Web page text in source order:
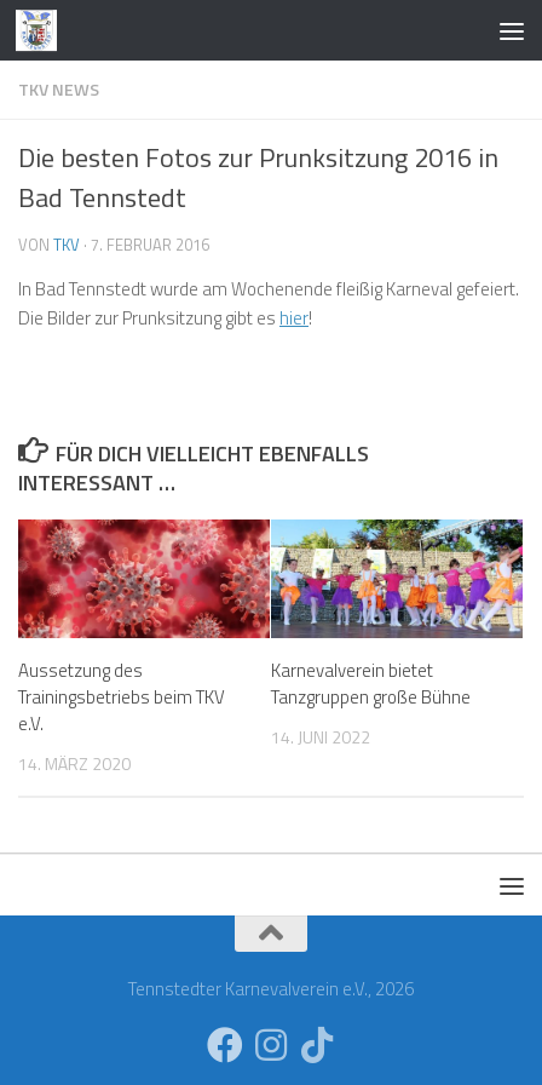
Zum Inhalt springen
TKV NEWS
Die besten Fotos zur Prunksitzung 2016 in
Bad Tennstedt
VON TKV · 7. FEBRUAR 2016
In Bad Tennstedt wurde am Wochenende fleißig Karneval gefeiert.
Die Bilder zur Prunksitzung gibt es hier!
FÜR DICH VIELLEICHT EBENFALLS
INTERESSANT …
Aussetzung des
Trainingsbetriebs beim TKV
e.V.
14. MÄRZ 2020
Karnevalverein bietet
Tanzgruppen große Bühne
14. JUNI 2022
Tennstedter Karnevalverein e.V., 2026